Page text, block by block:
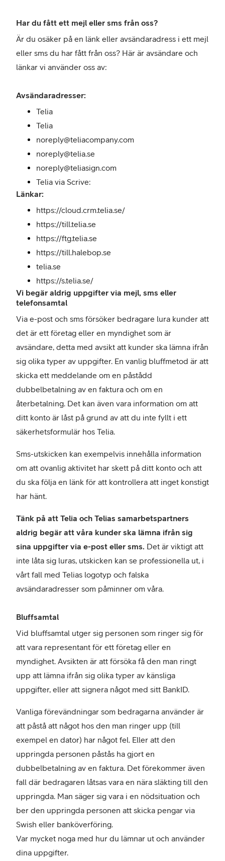
Har du fått ett mejl eller sms från oss?
Är du osäker på en länk eller avsändaradress i ett mejl
eller sms du har fått från oss? Här är avsändare och
länkar vi använder oss av:
Avsändaradresser:
Telia
Telia
noreply@teliacompany.com
noreply@telia.se
noreply@teliasign.com
Telia via Scrive:
Länkar:
https://cloud.crm.telia.se/
https://till.telia.se
https://ftg.telia.se
https://till.halebop.se
telia.se
https://s.telia.se/
Vi begär aldrig uppgifter via mejl, sms eller
telefonsamtal
Via e-post och sms försöker bedragare lura kunder att
det är ett företag eller en myndighet som är
avsändare, detta med avsikt att kunder ska lämna ifrån
sig olika typer av uppgifter. En vanlig bluffmetod är att
skicka ett meddelande om en påstådd
dubbelbetalning av en faktura och om en
återbetalning. Det kan även vara information om att
ditt konto är låst på grund av att du inte fyllt i ett
säkerhetsformulär hos Telia.
Sms-utskicken kan exempelvis innehålla information
om att ovanlig aktivitet har skett på ditt konto och att
du ska följa en länk för att kontrollera att inget konstigt
har hänt.
Tänk på att Telia och Telias samarbetspartners
aldrig begär att våra kunder ska lämna ifrån sig
sina uppgifter via e-post eller sms. Det är viktigt att
inte låta sig luras, utskicken kan se professionella ut, i
vårt fall med Telias logotyp och falska
avsändaradresser som påminner om våra.
Bluffsamtal
Vid bluffsamtal utger sig personen som ringer sig för
att vara representant för ett företag eller en
myndighet. Avsikten är att försöka få den man ringt
upp att lämna ifrån sig olika typer av känsliga
uppgifter, eller att signera något med sitt BankID.
Vanliga förevändningar som bedragarna använder är
att påstå att något hos den man ringer upp (till
exempel en dator) har något fel. Eller att den
uppringda personen påstås ha gjort en
dubbelbetalning av en faktura. Det förekommer även
fall där bedragaren låtsas vara en nära släkting till den
uppringda. Man säger sig vara i en nödsituation och
ber den uppringda personen att skicka pengar via
Swish eller banköverföring.
Var mycket noga med hur du lämnar ut och använder
dina uppgifter.